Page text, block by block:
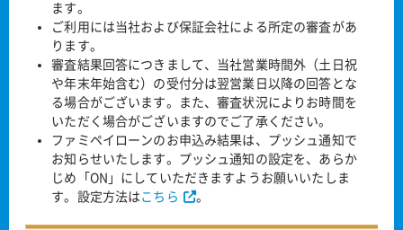
ます。
ご利用には当社および保証会社による所定の審査があ
ります。
審査結果回答につきまして、当社営業時間外（土日祝
や年末年始含む）の受付分は翌営業日以降の回答とな
る場合がございます。また、審査状況によりお時間を
いただく場合がございますのでご了承ください。
ファミペイローンのお申込み結果は、プッシュ通知で
お知らせいたします。プッシュ通知の設定を、あらか
じめ「ON」にしていただきますようお願いいたしま
す。設定方法は こちら 。